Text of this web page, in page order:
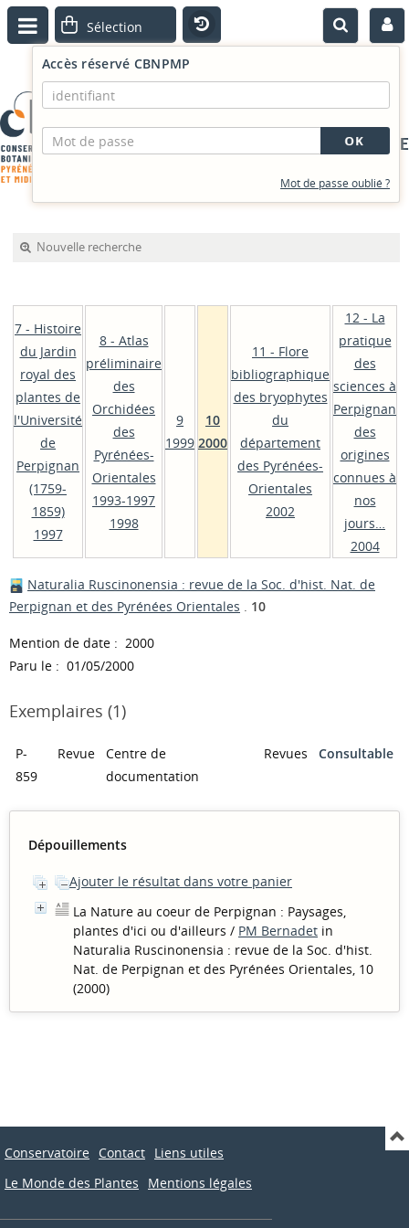
PORTAIL DOCUMENTAIRE
Accès réservé CBNPMP
Mot de passe oublié ?
Nouvelle recherche
7 - Histoire
du Jardin
royal des
plantes de
l'Université
de
Perpignan
(1759-
1859)
1997
8 - Atlas
préliminaire
des
Orchidées
des
Pyrénées-
Orientales
1993-1997
1998
9
1999
10
2000
11 - Flore
bibliographique
des bryophytes
du
département
des Pyrénées-
Orientales
2002
12 - La
pratique
des
sciences à
Perpignan
des
origines
connues à
nos
jours…
2004
Naturalia Ruscinonensia : revue de la Soc. d'hist. Nat. de
Perpignan et des Pyrénées Orientales . 10
Mention de date : 2000
Paru le : 01/05/2000
Exemplaires (1)
P-
859
Revue
Centre de
documentation
Revues Consultable
Dépouillements
Ajouter le résultat dans votre panier
La Nature au coeur de Perpignan : Paysages,
plantes d'ici ou d'ailleurs / PM Bernadet in
Naturalia Ruscinonensia : revue de la Soc. d'hist.
Nat. de Perpignan et des Pyrénées Orientales, 10
(2000)
Conservatoire Contact Liens utiles
Le Monde des Plantes
Mentions légales